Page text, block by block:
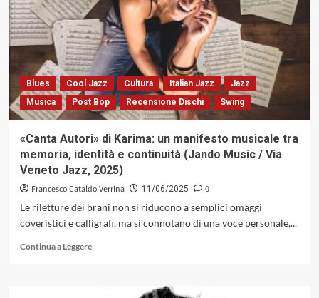
di
Miriam
Netti:
cuore
italiano,
musicalità
internazionale
(TimeZone
Records,
Blues Cool Jazz Cultura Italian Jazz
Jazz
Musica
Post Bop Recensione Dischi Swing
«Canta Autori» di Karima: un manifesto musicale tra
memoria, identità e continuità (Jando Music / Via
Veneto Jazz, 2025)
Francesco Cataldo Verrina 11/06/2025
0
Le riletture dei brani non si riducono a semplici omaggi
coveristici e calligrafi, ma si connotano di una voce personale,...
Continua a LeggereLeggi